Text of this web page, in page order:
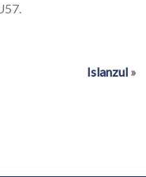
Islanzul »